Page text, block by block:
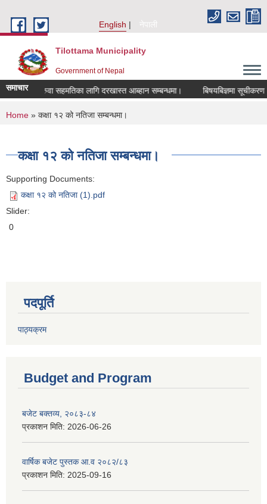
English
नेपाली
Tilottama Municipality
Government of Nepal
समाचारसरुवा सहमतिका लागि दरखास्त आब्हान सम्बन्धमा। बिषयबिज्ञमा सूचीकरण हुने
You are here
Home » कक्षा १२ को नतिजा सम्बन्धमा।
कक्षा १२ को नतिजा सम्बन्धमा।
Supporting Documents:
कक्षा १२ को नतिजा (1).pdf
Slider:
0
पदपूर्ति
पाठ्यक्रम
Budget and Program
बजेट बक्तव्य, २०८३-८४
प्रकाशन मिति: 2026-06-26
वार्षिक बजेट पुस्तक आ.व २०८२/८३
प्रकाशन मिति: 2025-09-16